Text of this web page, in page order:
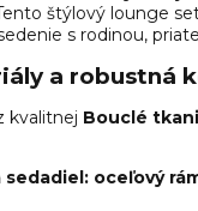
štýlový lounge
s rodinou,
a robustná
kvalitnej Bouclé
sedadiel: oceľový